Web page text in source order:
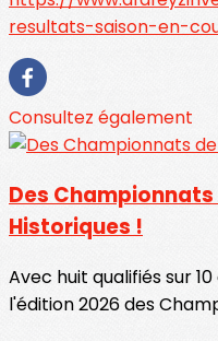
resultats-saison-en-
Consultez également
Des
Historiques !
Avec huit qualifiés sur
l'édition 2026 des